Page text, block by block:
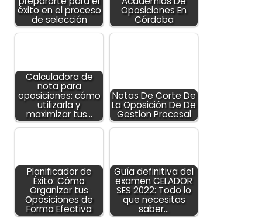
éxito en el proceso
de selección
Oposiciones En
Córdoba
Calculadora de
nota para
oposiciones: cómo
utilizarla y
maximizar tus…
Notas De Corte De
La Oposición De De
Gestion Procesal
Planificador de
Éxito: Cómo
Organizar tus
Oposiciones de
Forma Efectiva
Guía definitiva del
examen CELADOR
SES 2022: Todo lo
que necesitas
saber…